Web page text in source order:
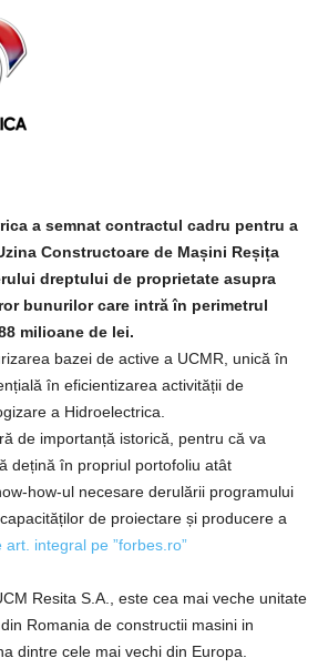
a semnat contractul cadru pentru a
Constructoare de Mașini Reșița
dreptului de proprietate asupra
bunurilor care intră în perimetrul
milioane de lei.
bazei de active a UCMR, unică în
în eficientizarea activității de
a Hidroelectrica.
de importanță istorică, pentru că va
dețină în propriul portofoliu atât
how-ul necesare derulării programului
de proiectare și producere a
art. integral pe ”forbes.ro”
Resita S.A., este cea mai veche unitate
Romania de constructii masini in
dintre cele mai vechi din Europa.